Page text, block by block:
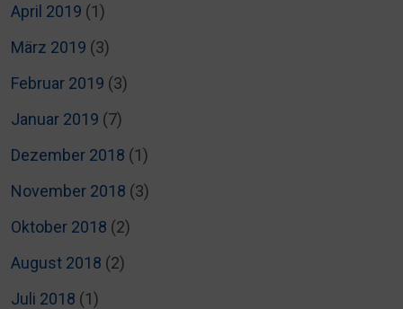
April 2019 (1)
März 2019 (3)
Februar 2019 (3)
Januar 2019 (7)
Dezember 2018 (1)
November 2018 (3)
Oktober 2018 (2)
August 2018 (2)
Juli 2018 (1)